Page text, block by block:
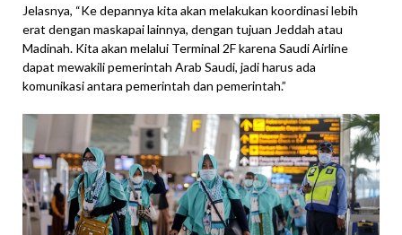
Jelasnya, “Ke depannya kita akan melakukan koordinasi lebih
erat dengan maskapai lainnya, dengan tujuan Jeddah atau
Madinah. Kita akan melalui Terminal 2F karena Saudi Airline
dapat mewakili pemerintah Arab Saudi, jadi harus ada
komunikasi antara pemerintah dan pemerintah.”